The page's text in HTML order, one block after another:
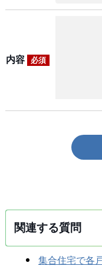
内容 必須
関連する質問
集合住宅で各